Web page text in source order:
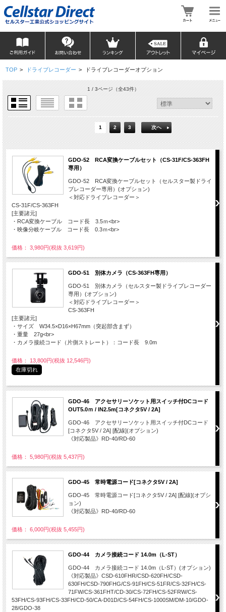
TOP > ドライブレコーダー > ドライブレコーダーオプション
1 / 3ページ（全43件）
1 2 3 次へ
GDO-52 RCA変換ケーブルセット（CS-31F/CS-363FH
専用）
GDO-52 RCA変換ケーブルセット（セルスター製ドライ
ブレコーダー専用）(オプション)
＜対応ドライブレコーダー＞
CS-31F/CS-363FH
[主要諸元]
・RCA変換ケーブル コード長 3.5ｍ<br>
・映像分岐ケーブル コード長 0.3ｍ<br>
価格： 3,980円(税抜 3,619円)
GDO-51 別体カメラ（CS-363FH専用）
GDO-51 別体カメラ（セルスター製ドライブレコーダー
専用）(オプション)
＜対応ドライブレコーダー＞
CS-363FH
[主要諸元]
・サイズ W34.5×D16×H67mm（突起部含まず）
・重量 27g<br>
・カメラ接続コード（片側ストレート）：コード長 9.0m
価格： 13,800円(税抜 12,546円)
在庫切れ
GDO-46 アクセサリーソケット用スイッチ付DCコード
OUT5.0ｍ / IN2.5m[コネクタ5V / 2A]
GDO-46 アクセサリーソケット用スイッチ付DCコード
[コネクタ5V / 2A] [配線](オプション)
《対応製品》RD-40/RD-60
価格： 5,980円(税抜 5,437円)
GDO-45 常時電源コード[コネクタ5V / 2A]
GDO-45 常時電源コード[コネクタ5V / 2A] [配線](オプシ
ョン)
《対応製品》RD-40/RD-60
価格： 6,000円(税抜 5,455円)
GDO-44 カメラ接続コード 14.0m（L-ST）
GDO-44 カメラ接続コード 14.0m（L-ST）(オプション)
《対応製品》CSD-610FHR/CSD-620FH/CSD-
630FH/CSD-790FHG/CS-91FH/CS-51FR/CS-32FH/CS-
71FW/CS-361FHT/CD-30/CS-72FH/CS-52FRW/CS-
53FH/CS-93FH/CS-33FH/CD-50/CA-D01D/CS-54FH/CS-1000SM/DM-10/GDO-
28/GDO-38